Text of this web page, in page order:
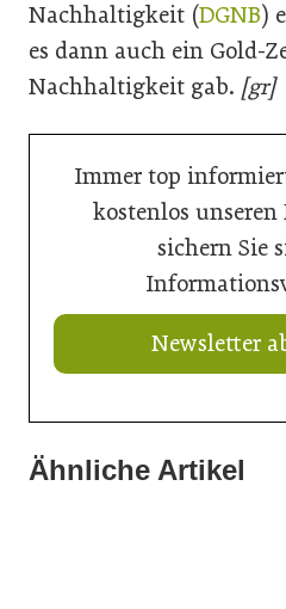
Nachhaltigkeit (DGNB)
es dann auch ein Gold-
Nachhaltigkeit gab. [gr]
Immer top
kostenlos
sichern Sie
Newsletter
Ähnliche Artikel
21. Juli 2026